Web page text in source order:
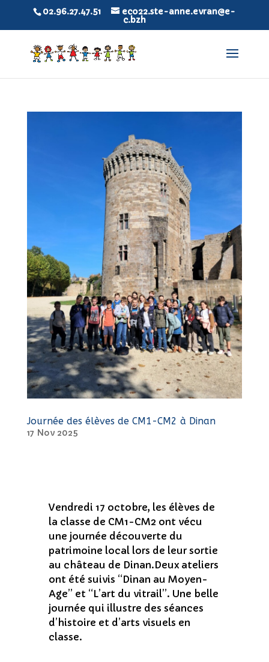
02.96.27.47.51 eco22.ste-anne.evran@e-
c.bzh
Journée des élèves de CM1-CM2 à Dinan
17 Nov 2025
Vendredi 17 octobre, les élèves de
la classe de CM1-CM2 ont vécu
une journée découverte du
patrimoine local lors de leur sortie
au château de Dinan.Deux ateliers
ont été suivis “Dinan au Moyen-
Age” et “L’art du vitrail”. Une belle
journée qui illustre des séances
d’histoire et d’arts visuels en
classe.